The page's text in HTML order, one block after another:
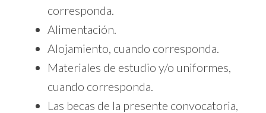
corresponda.
Alimentación.
Alojamiento, cuando corresponda.
Materiales de estudio y/o uniformes,
cuando corresponda.
Las becas de la presente convocatoria,